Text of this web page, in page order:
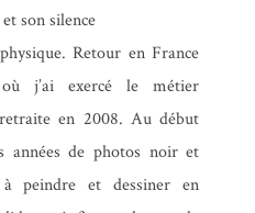
son silence
Retour en France
j’ai exercé le métier
retraite en 2008. Au début
années de photos noir et
à peindre et dessiner en